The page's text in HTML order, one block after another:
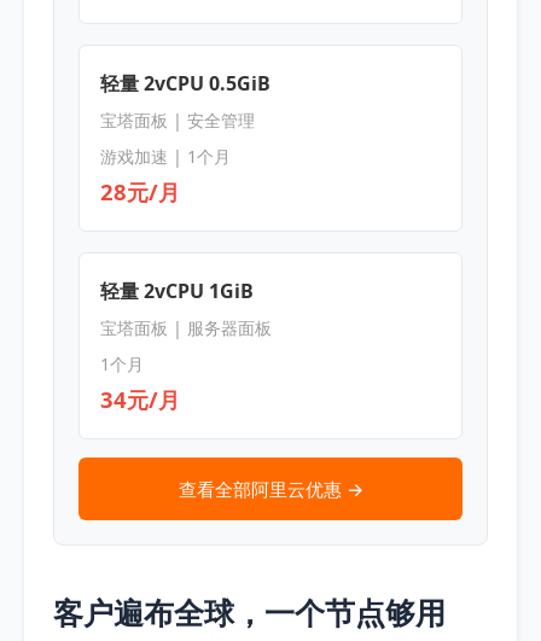
轻量 2vCPU 0.5GiB
宝塔面板 | 安全管理
游戏加速 | 1个月
28元/月
轻量 2vCPU 1GiB
宝塔面板 | 服务器面板
1个月
34元/月
查看全部阿里云优惠 →
客户遍布全球，一个节点够用